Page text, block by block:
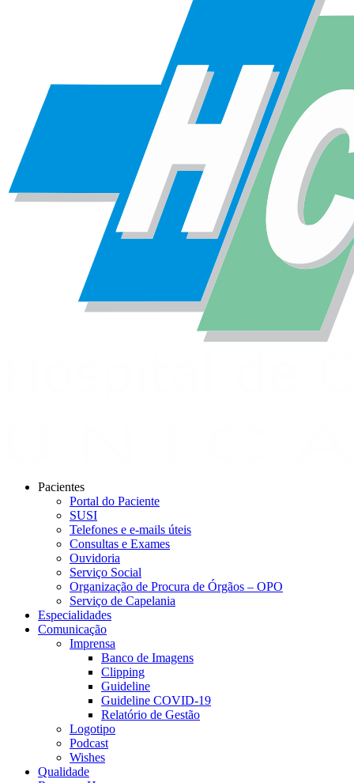
Pacientes
Portal do Paciente
SUSI
Telefones e e-mails úteis
Consultas e Exames
Ouvidoria
Serviço Social
Organização de Procura de Órgãos – OPO
Serviço de Capelania
Especialidades
Comunicação
Imprensa
Banco de Imagens
Clipping
Guideline
Guideline COVID-19
Relatório de Gestão
Logotipo
Podcast
Wishes
Qualidade